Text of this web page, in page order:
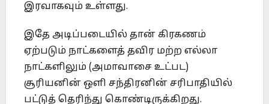
இரவாகவும் உள்ளது.
இதே அடிப்படையில் தான் கிரகணம்
ஏற்படும் நாட்களைத் தவிர மற்ற எல்லா
நாட்களிலும் (அமாவாசை உட்பட)
சூரியனின் ஒளி சந்திரனின் சரிபாதியில்
பட்டுத் தெரிந்து கொண்டிருக்கிறது.